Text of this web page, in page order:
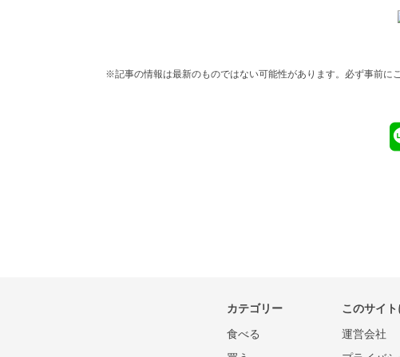
※記事の情報は最新のものではない可能性があります。必ず事前に
カテゴリー
食べる
このサイ
運営会社